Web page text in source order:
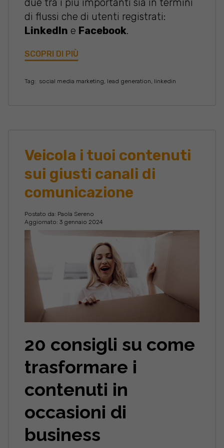
di flussi che di utenti registrati:
LinkedIn e Facebook.
SCOPRI DI PIÙ
Tag: social media marketing, lead generation, linkedin
Veicola i tuoi contenuti
sui giusti canali di
comunicazione
Postato da: Paola Sereno
Aggiornato: 3 gennaio 2024
20 consigli su come
trasformare i
contenuti in
occasioni di
business